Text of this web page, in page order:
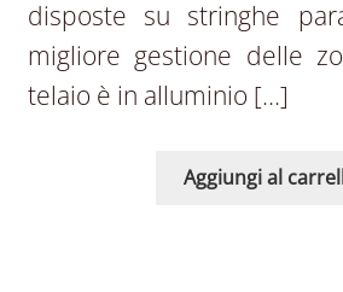
disposte su stringhe
migliore gestione delle
telaio è in alluminio […]
Aggiungi al